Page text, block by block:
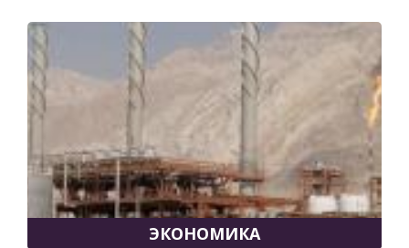
ЭКОНОМИКА